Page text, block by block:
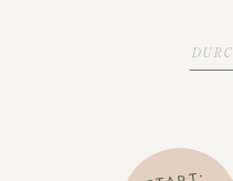
Search
for: